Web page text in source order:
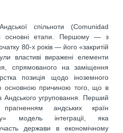
спільноти (Comunidad
основні етапи. Першому — з
80-х років — його «закритій
властиві виражені елементи
спрямованого на заміщення
позиція щодо іноземного
основною причиною того, що в
Андського угруповання. Перший
андських країн
модель інтеграції, яка
держави в економічному